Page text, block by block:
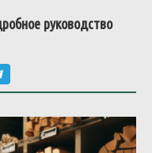
руководство